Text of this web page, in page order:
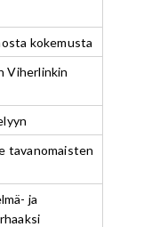
kokemusta
Viherlinkin
tavanomaisten
ja